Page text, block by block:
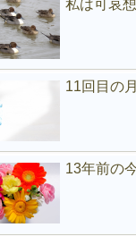
私は可哀
11回目の
13年前の